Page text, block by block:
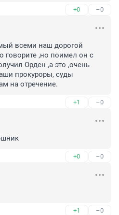
+0 –0
всеми наш дорогой
говорите ,но поимел он с
Орден ,а это ,очень
прокуроры, суды
на отречение.
+1 –0
+0 –0
+1 –0